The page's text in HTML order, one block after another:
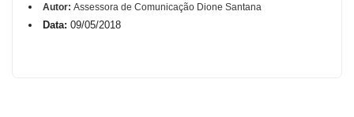
Autor: Assessora de Comunicação Dione Santana
Data: 09/05/2018